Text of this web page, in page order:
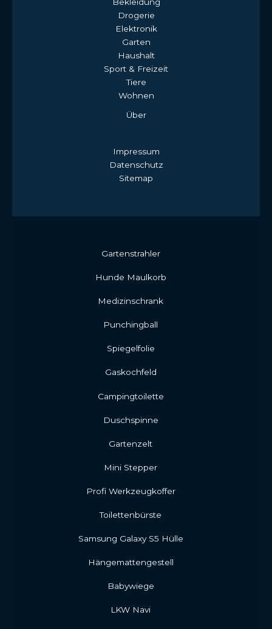
Drogerie
Elektronik
Garten
Haushalt
Sport & Freizeit
Tiere
Wohnen
Über
Impressum
Datenschutz
Sitemap
Gartenstrahler
Hunde Maulkorb
Medizinschrank
Punchingball
Spiegelfolie
Gaskochfeld
Campingtoilette
Duschspinne
Gartenzelt
Mini Stepper
Profi Werkzeugkoffer
Toilettenbürste
Samsung Galaxy S5 Hülle
Hängemattengestell
Babywiege
LKW Navi